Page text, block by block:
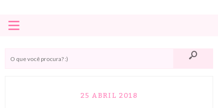
≡
E-BOOK
25 ABRIL 2018